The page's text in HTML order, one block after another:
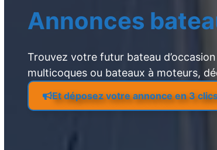
Annonces
Trouvez votre futur bateau
multicoques ou bateaux à moteurs,
Et déposez votre annonce en 3